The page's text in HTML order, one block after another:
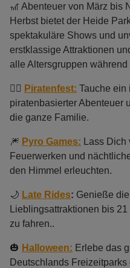
🎢 Abenteuer von März bis
Herbst bietet der Heide
spektakuläre Shows und
erstklassige Attraktionen
alle Altersgruppen
🏴‍☠️ Piratenfest: Tauche ein
piratenbasierter Abenteuer
die ganze Familie.
🎆 Pyro Games: Lass
Feuerwerken und
den Himmel erleuchten.
🌙 Late Rides: Genieße
Lieblingsattraktionen bis
zu fahren..
🎃 Halloween: Erlebe das
Deutschlands